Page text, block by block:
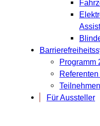
Programm
Für Aussteller